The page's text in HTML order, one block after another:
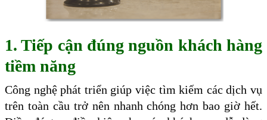
1. Tiếp cận đúng nguồn khách hàng
tiềm năng
Công nghệ phát triển giúp việc tìm kiếm các dịch vụ
trên toàn cầu trở nên nhanh chóng hơn bao giờ hết.